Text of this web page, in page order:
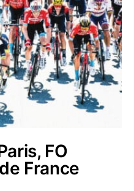
FO
France